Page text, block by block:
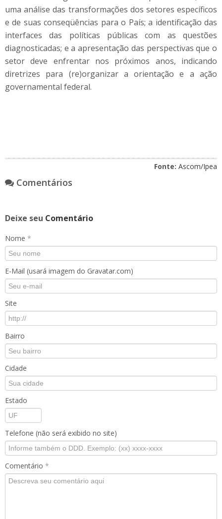
uma análise das transformações dos setores específicos
e de suas conseqüências para o País; a identificação das
interfaces das políticas públicas com as questões
diagnosticadas; e a apresentação das perspectivas que o
setor deve enfrentar nos próximos anos, indicando
diretrizes para (re)organizar a orientação e a ação
governamental federal.
Fonte: Ascom/Ipea
Comentários
Deixe seu Comentário
Nome *
E-Mail (usará imagem do Gravatar.com)
Site
Bairro
Cidade
Estado
Telefone (não será exibido no site)
Comentário *